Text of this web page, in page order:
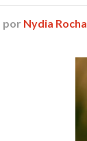
por Nydia Rocha